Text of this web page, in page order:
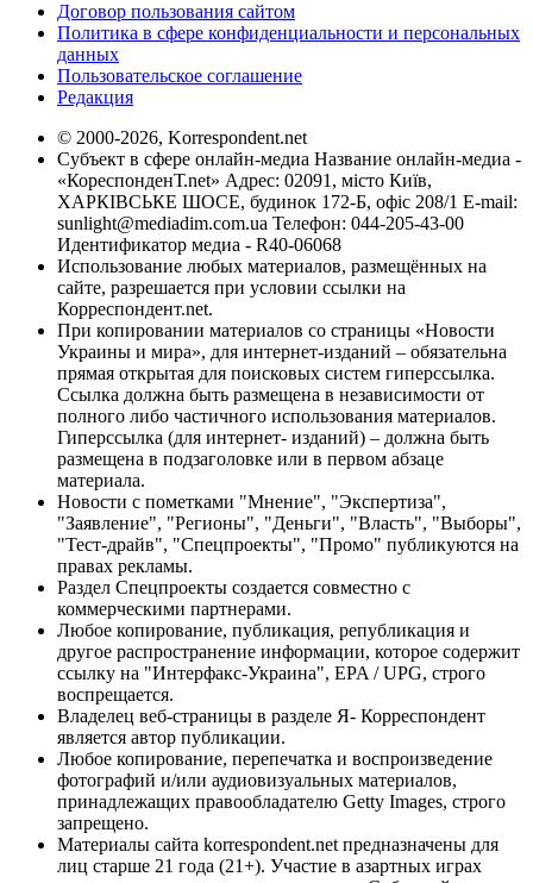
Договор пользования сайтом
Политика в сфере конфиденциальности и персональных
данных
Пользовательское соглашение
Редакция
© 2000-2026, Korrespondent.net
Субъект в сфере онлайн-медиа Название онлайн-медиа -
«КореспонденТ.net» Адрес: 02091, місто Київ,
ХАРКІВСЬКЕ ШОСЕ, будинок 172-Б, офіс 208/1 E-mail:
sunlight@mediadim.com.ua Телефон: 044-205-43-00
Идентификатор медиа - R40-06068
Использование любых материалов, размещённых на
сайте, разрешается при условии ссылки на
Корреспондент.net.
При копировании материалов со страницы «Новости
Украины и мира», для интернет-изданий – обязательна
прямая открытая для поисковых систем гиперссылка.
Ссылка должна быть размещена в независимости от
полного либо частичного использования материалов.
Гиперссылка (для интернет- изданий) – должна быть
размещена в подзаголовке или в первом абзаце
материала.
Новости с пометками "Мнение", "Экспертиза",
"Заявление", "Регионы", "Деньги", "Власть", "Выборы",
"Тест-драйв", "Спецпроекты", "Промо" публикуются на
правах рекламы.
Раздел Спецпроекты создается совместно с
коммерческими партнерами.
Любое копирование, публикация, републикация и
другое распространение информации, которое содержит
ссылку на "Интерфакс-Украина", EPA / UPG, строго
воспрещается.
Владелец веб-страницы в разделе Я- Корреспондент
является автор публикации.
Любое копирование, перепечатка и воспроизведение
фотографий и/или аудиовизуальных материалов,
принадлежащих правообладателю Getty Images, строго
запрещено.
Материалы сайта korrespondent.net предназначены для
лиц старше 21 года (21+). Участие в азартных играх